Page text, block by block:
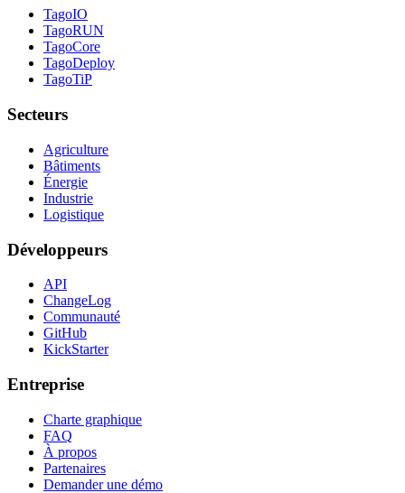
TagoIO
TagoRUN
TagoCore
TagoDeploy
TagoTiP
Secteurs
Agriculture
Bâtiments
Énergie
Industrie
Logistique
Développeurs
API
ChangeLog
Communauté
GitHub
KickStarter
Entreprise
Charte graphique
FAQ
À propos
Partenaires
Demander une démo